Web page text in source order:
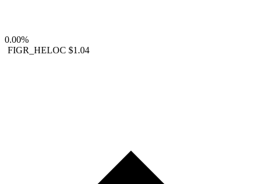
0.00%
FIGR_HELOC $1.04